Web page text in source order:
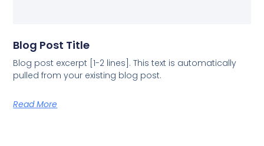
Blog Post Title
Blog post excerpt [1-2 lines]. This text is automatically
pulled from your existing blog post.
Read More